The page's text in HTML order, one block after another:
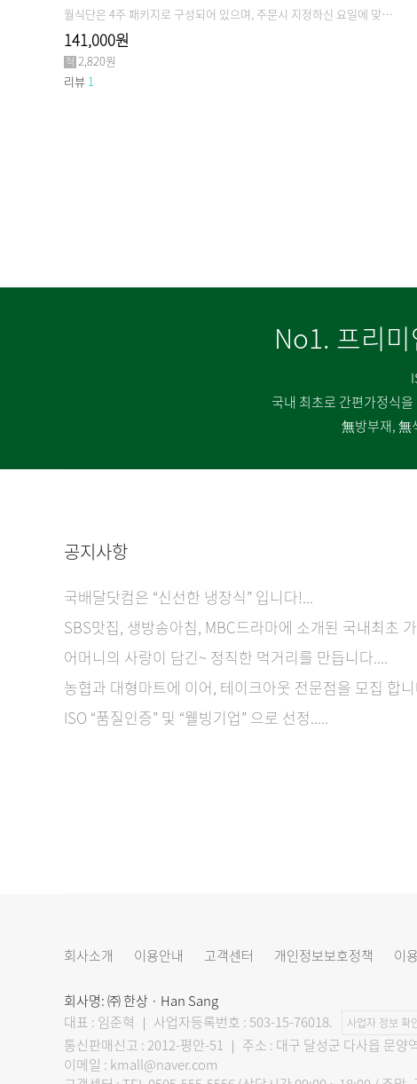
월식단은 4주 패키지로 구성되어 있으며, 주문시 지정하신 요일에 맞춰 일주일분 메뉴가 한번에 배달됩니다.(국지엠의 모든 제품은 신선냉장식이며, 당일생산/당일출고를 원칙으로 합니다)
141,000원
2,820원
리뷰 1
No1. 프리
국내 최초로 간편가정식
無방부재, 無
공지사항
국배달닷컴은 “신선한 냉장식” 입니다!...
SBS맛집, 생방송아침, MBC드라마에 소개된 국내최초
어머니의 사랑이 담긴~ 정직한 먹거리를 만듭니다....
농협과 대형마트에 이어, 테이크아웃 전문점을 모집 합
ISO “품질인증” 및 “웰빙기업” 으로 선정.....
회사소개 이용안내 고객센터 개인정보보호정책 이
회사명: ㈜ 한상 · Han Sang
대표 : 임준혁 ｜ 사업자등록번호 : 503-15-76018.
사업자 정보 확
통신판매신고 : 2012-평안-51 ｜ 주소 : 대구 달성군 다사읍 문양
이메일 : kmall@naver.com